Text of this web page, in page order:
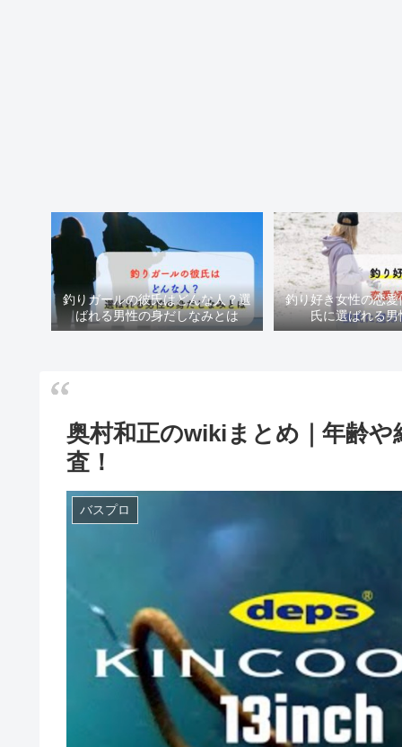
釣りガールの彼氏はどんな人？選
ばれる男性の身だしなみとは
釣り好き女性の恋
氏に選ばれる男
奥村和正のwikiまとめ｜年齢
査！
バスプロ